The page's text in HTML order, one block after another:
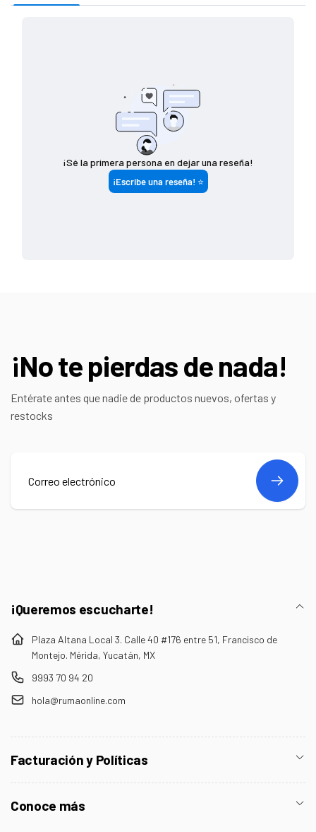
$ 7 5 0 - $ 1 4 4 9
¡No te pierdas de nada!
Entérate antes que nadie de productos nuevos, ofertas y
restocks
Correo
¡Queremos escucharte!
Plaza Altana Local 3. Calle 40 #176 entre 51, Francisco de
Montejo. Mérida, Yucatán, MX
9993 70 94 20
hola@rumaonline.com
Facturación y Políticas
Conoce más